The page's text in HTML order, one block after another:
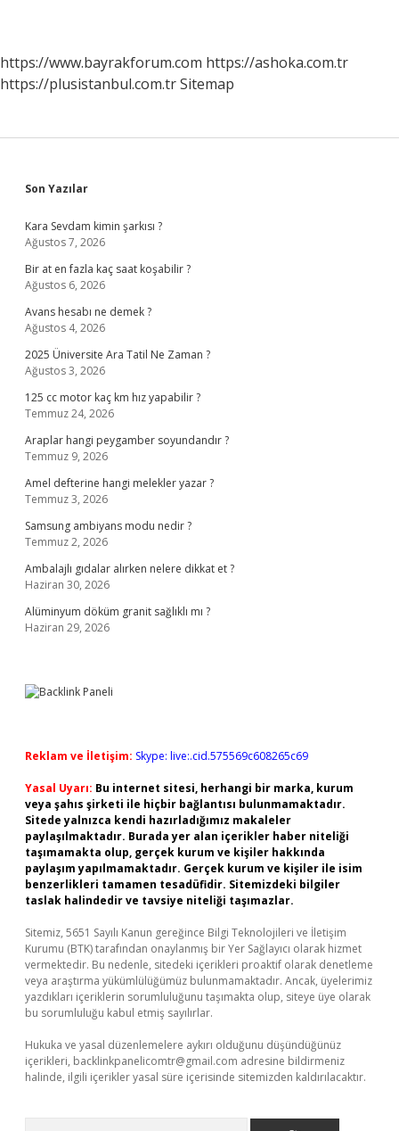
https://www.bayrakforum.com https://ashoka.com.tr
https://plusistanbul.com.trSitemap
Sidebar
Son Yazılar
Kara Sevdam kimin şarkısı ?
Ağustos 7, 2026
Bir at en fazla kaç saat koşabilir ?
Ağustos 6, 2026
Avans hesabı ne demek ?
Ağustos 4, 2026
2025 Üniversite Ara Tatil Ne Zaman ?
Ağustos 3, 2026
125 cc motor kaç km hız yapabilir ?
Temmuz 24, 2026
Araplar hangi peygamber soyundandır ?
Temmuz 9, 2026
Amel defterine hangi melekler yazar ?
Temmuz 3, 2026
Samsung ambiyans modu nedir ?
Temmuz 2, 2026
Ambalajlı gıdalar alırken nelere dikkat et ?
Haziran 30, 2026
Alüminyum döküm granit sağlıklı mı ?
Haziran 29, 2026
Reklam ve İletişim: Skype: live:.cid.575569c608265c69
Yasal Uyarı: Bu internet sitesi, herhangi bir marka, kurum
veya şahıs şirketi ile hiçbir bağlantısı bulunmamaktadır.
Sitede yalnızca kendi hazırladığımız makaleler
paylaşılmaktadır. Burada yer alan içerikler haber niteliği
taşımamakta olup, gerçek kurum ve kişiler hakkında
paylaşım yapılmamaktadır. Gerçek kurum ve kişiler ile isim
benzerlikleri tamamen tesadüfidir. Sitemizdeki bilgiler
taslak halindedir ve tavsiye niteliği taşımazlar.
Sitemiz, 5651 Sayılı Kanun gereğince Bilgi Teknolojileri ve İletişim
Kurumu (BTK) tarafından onaylanmış bir Yer Sağlayıcı olarak hizmet
vermektedir. Bu nedenle, sitedeki içerikleri proaktif olarak denetleme
veya araştırma yükümlülüğümüz bulunmamaktadır. Ancak, üyelerimiz
yazdıkları içeriklerin sorumluluğunu taşımakta olup, siteye üye olarak
bu sorumluluğu kabul etmiş sayılırlar.
Hukuka ve yasal düzenlemelere aykırı olduğunu düşündüğünüz
içerikleri, backlinkpanelicomtr@gmail.com adresine bildirmeniz
halinde, ilgili içerikler yasal süre içerisinde sitemizden kaldırılacaktır.